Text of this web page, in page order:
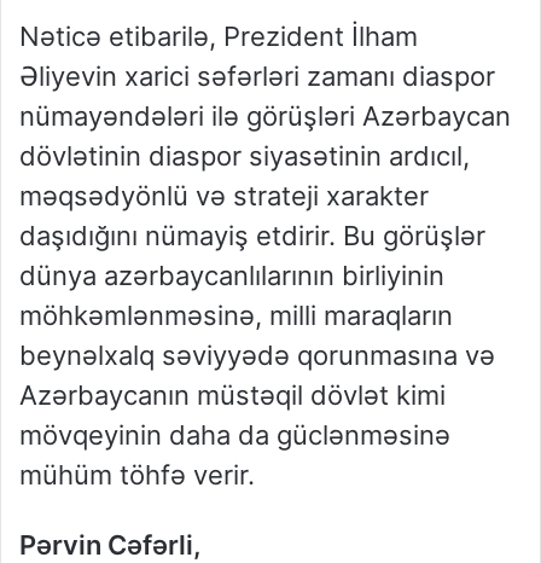
Nəticə etibarilə, Prezident İlham
Əliyevin xarici səfərləri zamanı diaspor
nümayəndələri ilə görüşləri Azərbaycan
dövlətinin diaspor siyasətinin ardıcıl,
məqsədyönlü və strateji xarakter
daşıdığını nümayiş etdirir. Bu görüşlər
dünya azərbaycanlılarının birliyinin
möhkəmlənməsinə, milli maraqların
beynəlxalq səviyyədə qorunmasına və
Azərbaycanın müstəqil dövlət kimi
mövqeyinin daha da güclənməsinə
mühüm töhfə verir.
Pərvin Cəfərli,